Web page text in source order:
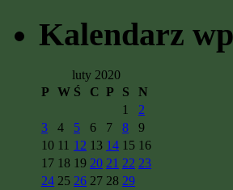
Kalendarz
luty 2020
P W Ś C P S
N
1
2
3
4 5 6 7 8
9
10 11 12 13 14 15 16
17 18 19 20 21 22 23
24 25 26 27 28 29